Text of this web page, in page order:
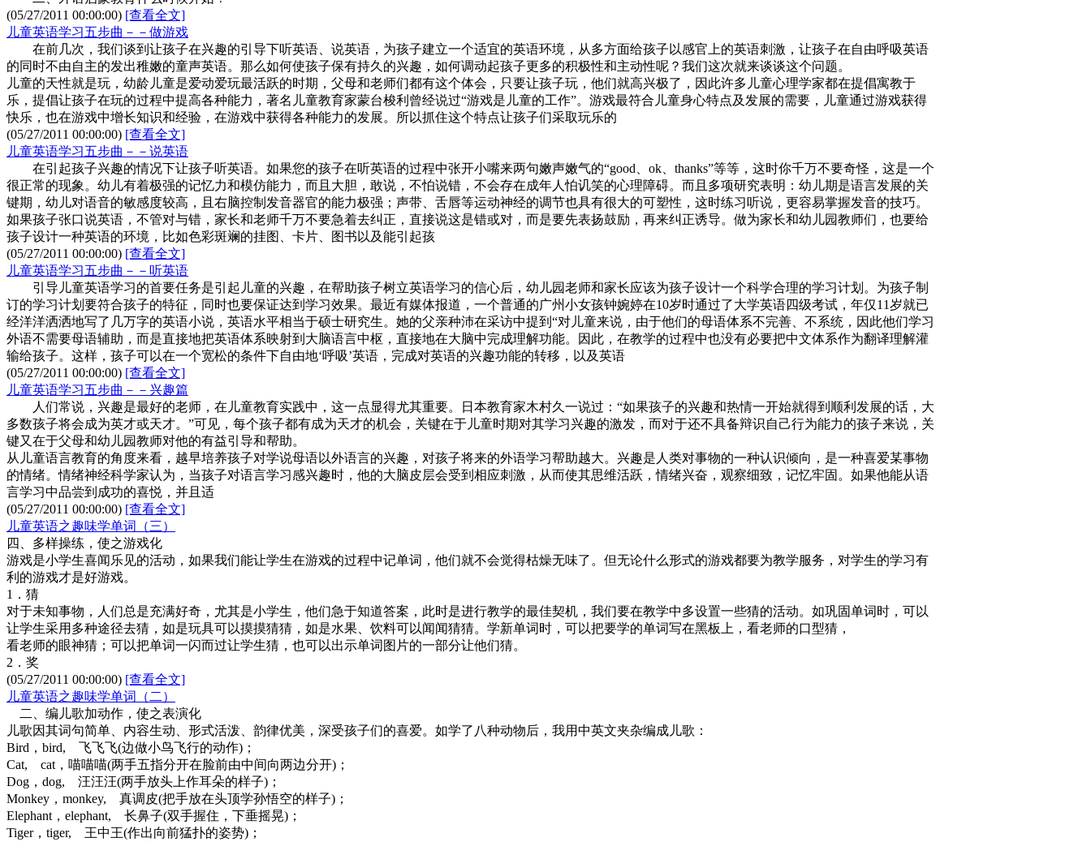
(05/27/2011 00:00:00) [查看全文]
儿童英语学习五步曲－－做游戏
在前几次，我们谈到让孩子在兴趣的引导下听英语、说英语，为孩子建立一个适宜的英语环境，从多方面给孩子以感官上的英语刺激，让孩子在自由呼吸英语
的同时不由自主的发出稚嫩的童声英语。那么如何使孩子保有持久的兴趣，如何调动起孩子更多的积极性和主动性呢？我们这次就来谈谈这个问题。
儿童的天性就是玩，幼龄儿童是爱动爱玩最活跃的时期，父母和老师们都有这个体会，只要让孩子玩，他们就高兴极了，因此许多儿童心理学家都在提倡寓教于
乐，提倡让孩子在玩的过程中提高各种能力，著名儿童教育家蒙台梭利曾经说过“游戏是儿童的工作”。游戏最符合儿童身心特点及发展的需要，儿童通过游戏获得
快乐，也在游戏中增长知识和经验，在游戏中获得各种能力的发展。所以抓住这个特点让孩子们采取玩乐的
(05/27/2011 00:00:00) [查看全文]
儿童英语学习五步曲－－说英语
在引起孩子兴趣的情况下让孩子听英语。如果您的孩子在听英语的过程中张开小嘴来两句嫩声嫩气的“good、ok、thanks”等等，这时你千万不要奇怪，这是一个
很正常的现象。幼儿有着极强的记忆力和模仿能力，而且大胆，敢说，不怕说错，不会存在成年人怕讥笑的心理障碍。而且多项研究表明：幼儿期是语言发展的关
键期，幼儿对语音的敏感度较高，且右脑控制发音器官的能力极强；声带、舌唇等运动神经的调节也具有很大的可塑性，这时练习听说，更容易掌握发音的技巧。
如果孩子张口说英语，不管对与错，家长和老师千万不要急着去纠正，直接说这是错或对，而是要先表扬鼓励，再来纠正诱导。做为家长和幼儿园教师们，也要给
孩子设计一种英语的环境，比如色彩斑斓的挂图、卡片、图书以及能引起孩
(05/27/2011 00:00:00) [查看全文]
儿童英语学习五步曲－－听英语
引导儿童英语学习的首要任务是引起儿童的兴趣，在帮助孩子树立英语学习的信心后，幼儿园老师和家长应该为孩子设计一个科学合理的学习计划。为孩子制
订的学习计划要符合孩子的特征，同时也要保证达到学习效果。最近有媒体报道，一个普通的广州小女孩钟婉婷在10岁时通过了大学英语四级考试，年仅11岁就已
经洋洋洒洒地写了几万字的英语小说，英语水平相当于硕士研究生。她的父亲种沛在采访中提到“对儿童来说，由于他们的母语体系不完善、不系统，因此他们学习
外语不需要母语辅助，而是直接地把英语体系映射到大脑语言中枢，直接地在大脑中完成理解功能。因此，在教学的过程中也没有必要把中文体系作为翻译理解灌
输给孩子。这样，孩子可以在一个宽松的条件下自由地‘呼吸’英语，完成对英语的兴趣功能的转移，以及英语
(05/27/2011 00:00:00) [查看全文]
儿童英语学习五步曲－－兴趣篇
人们常说，兴趣是最好的老师，在儿童教育实践中，这一点显得尤其重要。日本教育家木村久一说过：“如果孩子的兴趣和热情一开始就得到顺利发展的话，大
多数孩子将会成为英才或天才。”可见，每个孩子都有成为天才的机会，关键在于儿童时期对其学习兴趣的激发，而对于还不具备辩识自己行为能力的孩子来说，关
键又在于父母和幼儿园教师对他的有益引导和帮助。
从儿童语言教育的角度来看，越早培养孩子对学说母语以外语言的兴趣，对孩子将来的外语学习帮助越大。兴趣是人类对事物的一种认识倾向，是一种喜爱某事物
的情绪。情绪神经科学家认为，当孩子对语言学习感兴趣时，他的大脑皮层会受到相应刺激，从而使其思维活跃，情绪兴奋，观察细致，记忆牢固。如果他能从语
言学习中品尝到成功的喜悦，并且适
(05/27/2011 00:00:00) [查看全文]
儿童英语之趣味学单词（三）
四、多样操练，使之游戏化
游戏是小学生喜闻乐见的活动，如果我们能让学生在游戏的过程中记单词，他们就不会觉得枯燥无味了。但无论什么形式的游戏都要为教学服务，对学生的学习有
利的游戏才是好游戏。
1．猜
对于未知事物，人们总是充满好奇，尤其是小学生，他们急于知道答案，此时是进行教学的最佳契机，我们要在教学中多设置一些猜的活动。如巩固单词时，可以
让学生采用多种途径去猜，如是玩具可以摸摸猜猜，如是水果、饮料可以闻闻猜猜。学新单词时，可以把要学的单词写在黑板上，看老师的口型猜，
看老师的眼神猜；可以把单词一闪而过让学生猜，也可以出示单词图片的一部分让他们猜。
2．奖
(05/27/2011 00:00:00) [查看全文]
儿童英语之趣味学单词（二）
二、编儿歌加动作，使之表演化
儿歌因其词句简单、内容生动、形式活泼、韵律优美，深受孩子们的喜爱。如学了八种动物后，我用中英文夹杂编成儿歌：
Bird，bird, 飞飞飞(边做小鸟飞行的动作)；
Cat, cat，喵喵喵(两手五指分开在脸前由中间向两边分开)；
Dog，dog, 汪汪汪(两手放头上作耳朵的样子)；
Monkey，monkey, 真调皮(把手放在头顶学孙悟空的样子)；
Elephant，elephant, 长鼻子(双手握住，下垂摇晃)；
Tiger，tiger, 王中王(作出向前猛扑的姿势)；